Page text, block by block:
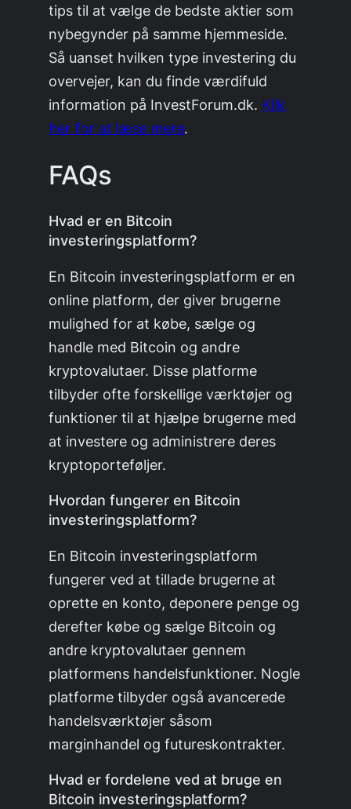
tips til at vælge de bedste aktier som
nybegynder på samme hjemmeside.
Så uanset hvilken type investering du
overvejer, kan du finde værdifuld
information på InvestForum.dk. Klik
her for at læse mere.
FAQs
Hvad er en Bitcoin
investeringsplatform?
En Bitcoin investeringsplatform er en
online platform, der giver brugerne
mulighed for at købe, sælge og
handle med Bitcoin og andre
kryptovalutaer. Disse platforme
tilbyder ofte forskellige værktøjer og
funktioner til at hjælpe brugerne med
at investere og administrere deres
kryptoporteføljer.
Hvordan fungerer en Bitcoin
investeringsplatform?
En Bitcoin investeringsplatform
fungerer ved at tillade brugerne at
oprette en konto, deponere penge og
derefter købe og sælge Bitcoin og
andre kryptovalutaer gennem
platformens handelsfunktioner. Nogle
platforme tilbyder også avancerede
handelsværktøjer såsom
marginhandel og futureskontrakter.
Hvad er fordelene ved at bruge en
Bitcoin investeringsplatform?